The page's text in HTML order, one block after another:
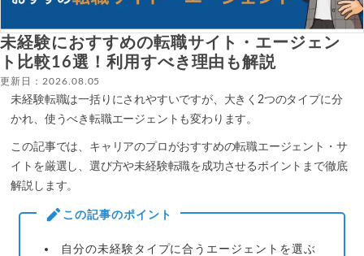
未経験におすすめの転職サイト・エージェン
ト比較16選！利用すべき理由も解説
更新日：2026.08.05
未経験転職は一括りにされやすいですが、大きく2つのタイプに分
かれ、使うべき転職エージェントも変わります。
この記事では、キャリアのプロがおすすめの転職エージェント・サ
イトを厳選し、選び方や未経験転職を成功させるポイントまで徹底
解説します。
この記事のポイント
自分の未経験タイプに合うエージェントを選ぶ